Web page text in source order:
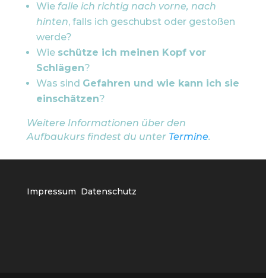
Wie falle ich richtig nach vorne, nach
hinten, falls ich geschubst oder gestoßen
werde?
Wie schütze ich meinen Kopf vor
Schlägen?
Was sind Gefahren und wie kann ich sie
einschätzen?
Weitere Informationen über den
Aufbaukurs findest du unter Termine.
Impressum Datenschutz